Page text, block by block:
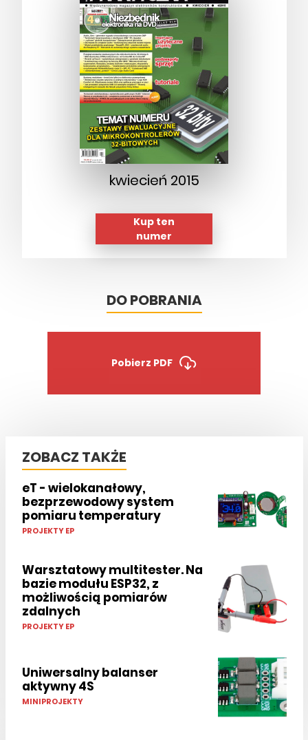
kwiecień 2015
Kup ten
numer
DO POBRANIA
Pobierz PDF
ZOBACZ TAKŻE
eT - wielokanałowy,
bezprzewodowy system
pomiaru temperatury
PROJEKTY EP
Warsztatowy multitester. Na
bazie modułu ESP32, z
możliwością pomiarów
zdalnych
PROJEKTY EP
Uniwersalny balanser
aktywny 4S
MINIPROJEKTY